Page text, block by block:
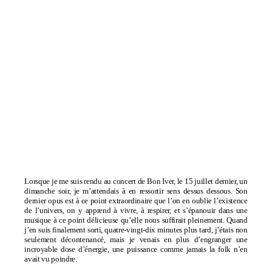
Lorsque je me suis rendu au concert de Bon Iver, le 15 juillet dernier, un
dimanche soir, je m’attendais à en ressortir sens dessus dessous. Son
dernier opus est à ce point extraordinaire que l’on en oublie l’existence
de l’univers, on y apprend à vivre, à respirer, et s’épanouir dans une
musique à ce point délicieuse qu’elle nous suffirait pleinement. Quand
j’en suis finalement sorti, quatre-vingt-dix minutes plus tard, j’étais non
seulement décontenancé, mais je venais en plus d’engranger une
incroyable dose d’énergie, une puissance comme jamais la folk n’en
avait vu poindre.